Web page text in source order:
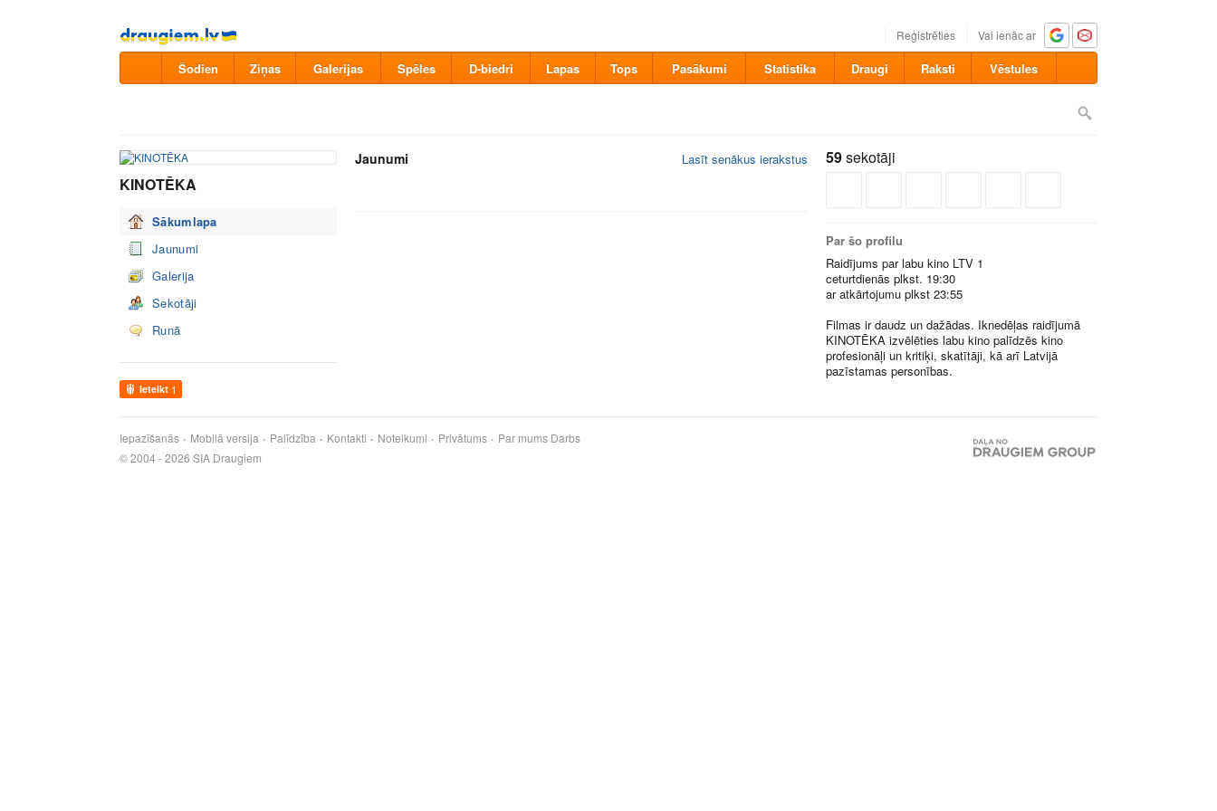
Pāriet
uz
saturu
Reģistrēties Vai ienāc ar
Šodien Ziņas Galerijas Spēles D-biedri Lapas Tops Pasākumi Statistika Draugi Raksti Vēstules
KINOTĒKA
Sākumlapa
Jaunumi
Galerija
Sekotāji
Runā
Ieteikt 1
Jaunumi Lasīt senākus ierakstus 59sekotāji
Par šo profilu
Raidījums par labu kino LTV 1
ceturtdienās plkst. 19:30
ar atkārtojumu plkst 23:55
Filmas ir daudz un dažādas. Iknedēļas raidījumā
KINOTĒKA izvēlēties labu kino palīdzēs kino
profesionāļi un kritiķi, skatītāji, kā arī Latvijā
pazīstamas personības.
Iepazīšanās Mobilā versija Palīdzība Kontakti Noteikumi Privātums Par mums Darbs
© 2004 - 2026 SIA Draugiem